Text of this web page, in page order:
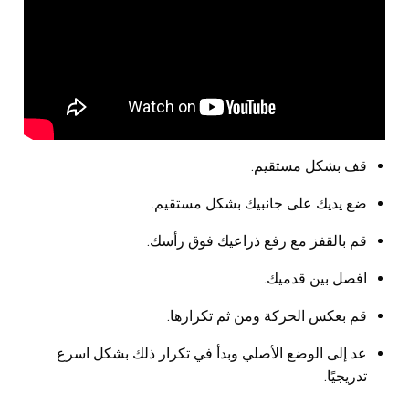
قف بشكل مستقيم.
ضع يديك على جانبيك بشكل مستقيم.
قم بالقفز مع رفع ذراعيك فوق رأسك.
افصل بين قدميك.
قم بعكس الحركة ومن ثم تكرارها.
عد إلى الوضع الأصلي وبدأ في تكرار ذلك بشكل اسرع
تدريجيًا.